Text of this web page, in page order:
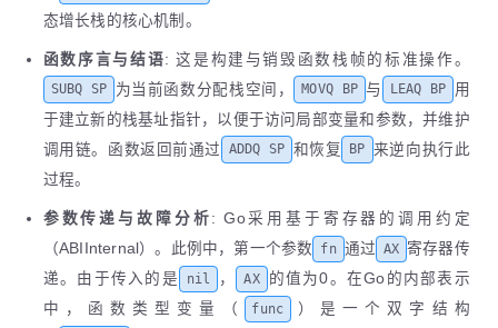
态增长栈的核心机制。
函数序言与结语: 这是构建与销毁函数栈帧的标准操作。
SUBQ SP 为当前函数分配栈空间， MOVQ BP 与 LEAQ BP
用
于建立新的栈基址指针，以便于访问局部变量和参数，并维护
调用链。函数返回前通过
ADDQ SP 和恢复 BP 来逆向执行此
过程。
参数传递与故障分析 : Go采用基于寄存器的调用约定
（ABIInternal）。此例中，第一个参数
fn 通过 AX 寄存器传
递。由于传入的是
nil ， AX
的值为0。在Go的内部表示
中，函数类型变量（
func
）是一个双字结构